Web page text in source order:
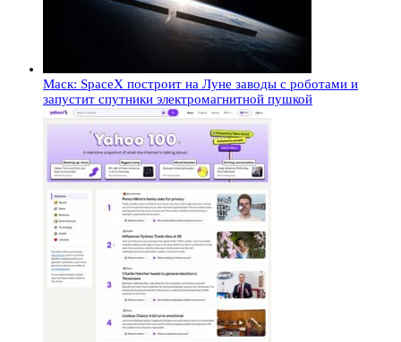
Маск: SpaceX построит на Луне заводы с роботами и
запустит спутники электромагнитной пушкой